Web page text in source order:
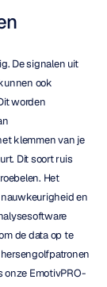
De signalen uit
ook
worden
klemmen van je
Dit soort ruis
Het
en
de data op te
onze EmotivPRO-